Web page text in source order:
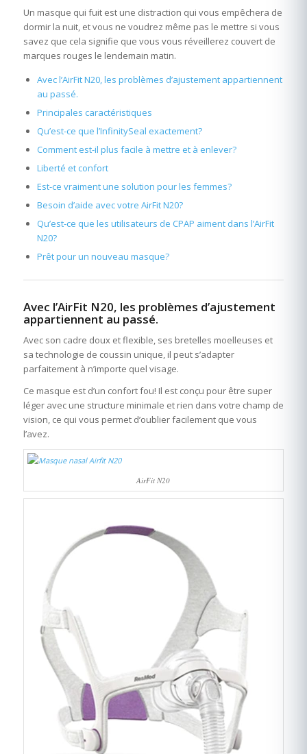
Un masque qui fuit est une distraction qui vous empêchera de
dormir la nuit, et vous ne voudrez même pas le mettre si vous
savez que cela signifie que vous vous réveillerez couvert de
marques rouges le lendemain matin.
Avec l’AirFit N20, les problèmes d’ajustement appartiennent
au passé.
Principales caractéristiques
Qu’est-ce que l’InfinitySeal exactement?
Comment est-il plus facile à mettre et à enlever?
Liberté et confort
Est-ce vraiment une solution pour les femmes?
Besoin d’aide avec votre AirFit N20?
Qu’est-ce que les utilisateurs de CPAP aiment dans l’AirFit
N20?
Prêt pour un nouveau masque?
Avec l’AirFit N20, les problèmes d’ajustement
appartiennent au passé.
Avec son cadre doux et flexible, ses bretelles moelleuses et
sa technologie de coussin unique, il peut s’adapter
parfaitement à n’importe quel visage.
Ce masque est d’un confort fou! Il est conçu pour être super
léger avec une structure minimale et rien dans votre champ de
vision, ce qui vous permet d’oublier facilement que vous
l’avez.
AirFit N20